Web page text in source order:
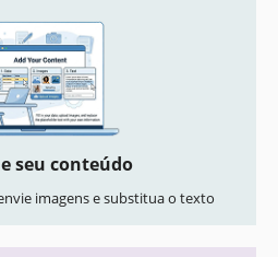
seu conteúdo
imagens e substitua o texto